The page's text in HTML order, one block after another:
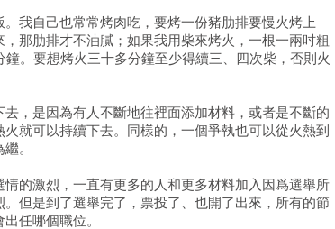
我自己也常常烤肉吃，要烤一份豬肋排要慢火烤上
那肋排才不油膩；如果我用柴來烤火，一根一兩吋粗
。要想烤火三十多分鐘至少得續三、四次柴，否則火
，是因為有人不斷地往裡面添加材料，或者是不斷的
就可以持續下去。同樣的，一個爭執也可以從火熱到
。
的激烈，一直有更多的人和更多材料加入因爲選舉所
但是到了選舉完了，票投了、也開了出來，所有的節
任哪個職位。